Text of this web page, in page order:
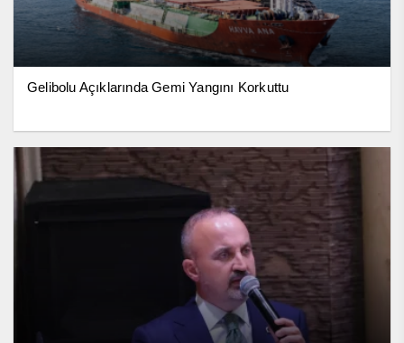
Gelibolu Açıklarında Gemi Yangını Korkuttu